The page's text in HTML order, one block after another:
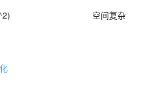
：O(N^2) 空间复杂